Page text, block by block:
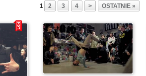
1 2 3 4 > OSTATNIE »